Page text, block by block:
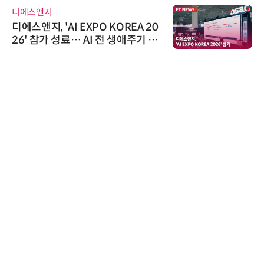
디에스앤지
디에스앤지, 'AI EXPO KOREA 20
26' 참가 성료… AI 전 생애주기 아